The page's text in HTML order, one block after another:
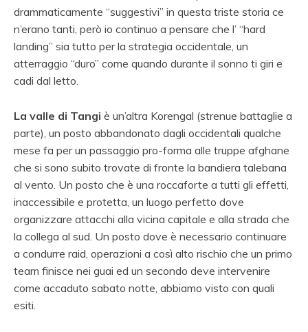
drammaticamente “suggestivi” in questa triste storia ce
n’erano tanti, però io continuo a pensare che l’ “hard
landing” sia tutto per la strategia occidentale, un
atterraggio “duro” come quando durante il sonno ti giri e
cadi dal letto.
La valle di Tangi è un’altra Korengal (strenue battaglie a
parte), un posto abbandonato dagli occidentali qualche
mese fa per un passaggio pro-forma alle truppe afghane
che si sono subito trovate di fronte la bandiera talebana
al vento. Un posto che è una roccaforte a tutti gli effetti,
inaccessibile e protetta, un luogo perfetto dove
organizzare attacchi alla vicina capitale e alla strada che
la collega al sud. Un posto dove è necessario continuare
a condurre raid, operazioni a così alto rischio che un primo
team finisce nei guai ed un secondo deve intervenire
come accaduto sabato notte, abbiamo visto con quali
esiti.